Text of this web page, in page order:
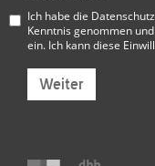
Ich habe die
Kenntnis genommen
ein. Ich kann diese
Weiter